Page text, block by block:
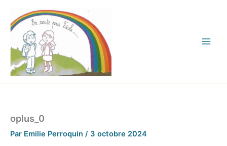
contenu
oplus_0
Par Emilie Perroquin / 3 octobre 2024